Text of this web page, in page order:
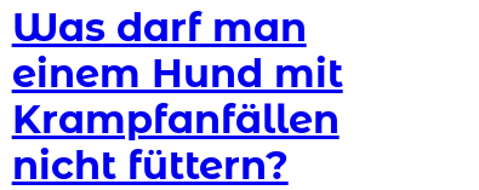
Was darf man
einem Hund mit
Krampfanfällen
nicht füttern?